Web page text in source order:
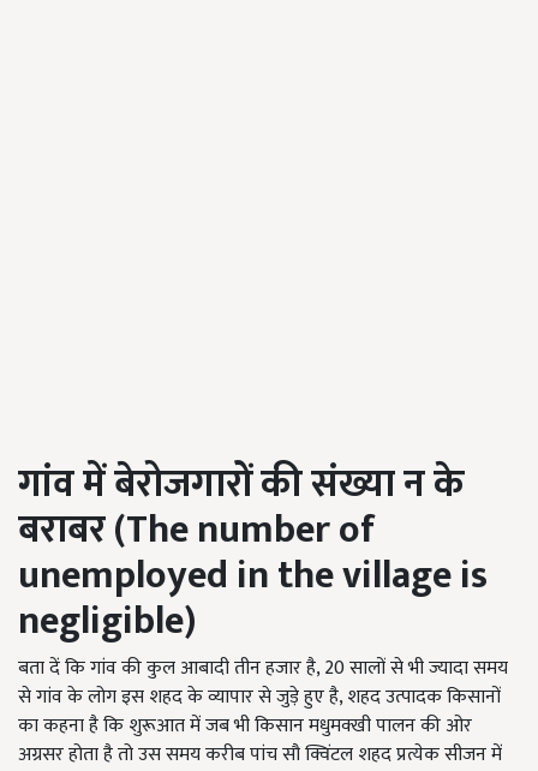
गांव में बेरोजगारों की संख्या न के
बराबर (The number of
unemployed in the village is
negligible)
बता दें कि गांव की कुल आबादी तीन हजार है, 20 सालों से भी ज्यादा समय
से गांव के लोग इस शहद के व्यापार से जुड़े हुए है, शहद उत्पादक किसानों
का कहना है कि शुरूआत में जब भी किसान मधुमक्खी पालन की ओर
अग्रसर होता है तो उस समय करीब पांच सौ क्विंटल शहद प्रत्येक सीजन में